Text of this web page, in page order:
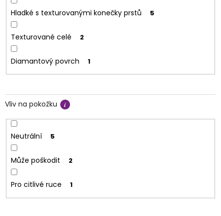
Hladké s texturovanými konečky prstů 5
Texturované celé 2
Diamantový povrch 1
Vliv na pokožku
Neutrální 5
Může poškodit 2
Pro citlivé ruce 1